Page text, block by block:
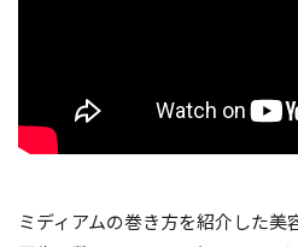
ミディアムの巻き方を紹介した美